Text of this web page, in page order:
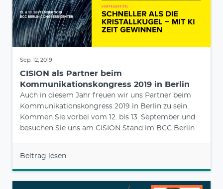
Sep. 12, 2019
CISION als Partner beim
Kommunikationskongress 2019 in Berlin
Auch in diesem Jahr freuen wir uns Partner beim
Kommunikationskongress 2019 in Berlin zu sein.
Kommen Sie vorbei vom 12. bis 13. September und
besuchen Sie uns am CISION Stand im BCC Berlin.
Beitrag lesen